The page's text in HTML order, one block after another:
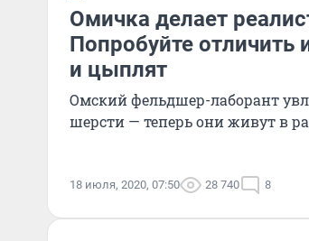
Омичка делает
Попробуйте отличить
и цыплят
Омский фельдшер-лаборант
шерсти — теперь они живут в
18 июля, 2020, 07:50 28 740 8